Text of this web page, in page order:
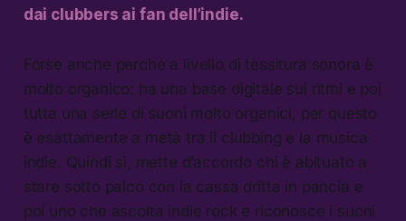
dai clubbers ai fan dell’indie.
Forse anche perché a livello di tessitura sonora è
molto organico: ha una base digitale sui ritmi e poi
tutta una serie di suoni molto organici, per questo
è esattamente a metà tra il clubbing e la musica
indie. Quindi sì, mette d’accordo chi è abituato a
stare sotto palco con la cassa dritta in pancia e
poi uno che ascolta indie rock e riconosce i suoni